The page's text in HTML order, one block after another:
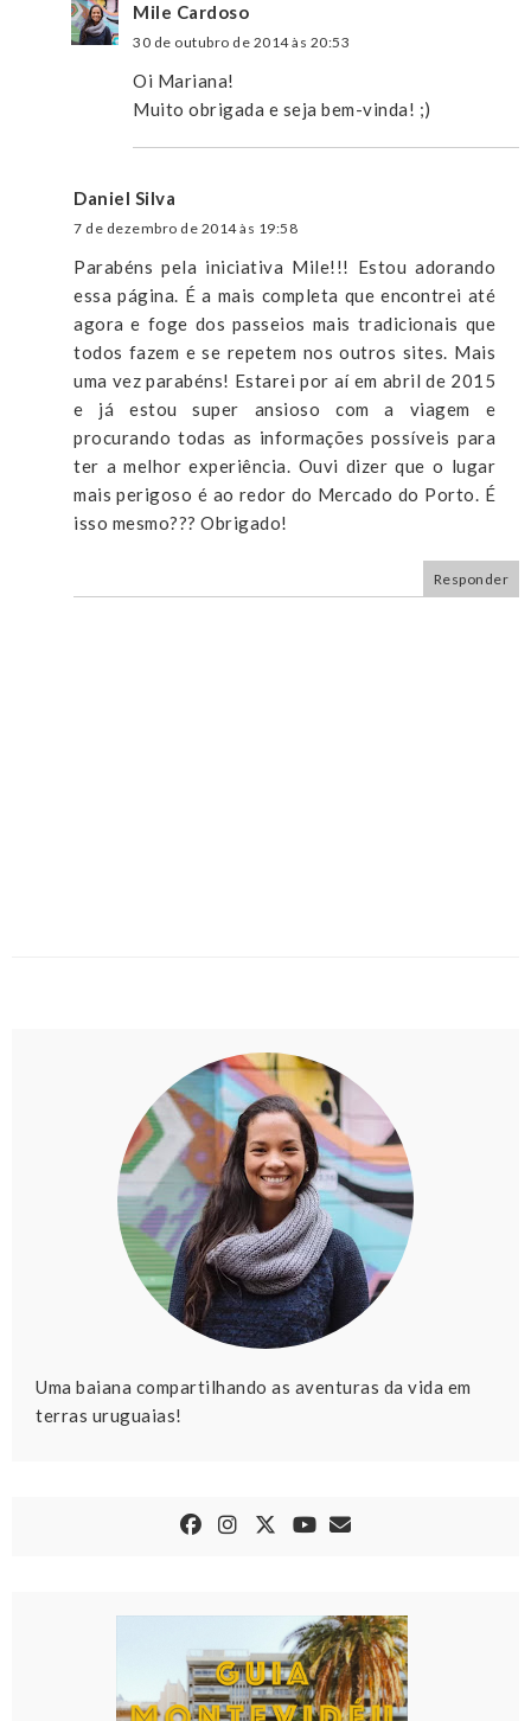
Mile Cardoso
30 de outubro de 2014 às 20:53
Oi Mariana!
Muito obrigada e seja bem-vinda! ;)
Daniel Silva
7 de dezembro de 2014 às 19:58
Parabéns pela iniciativa Mile!!! Estou adorando
essa página. É a mais completa que encontrei até
agora e foge dos passeios mais tradicionais que
todos fazem e se repetem nos outros sites. Mais
uma vez parabéns! Estarei por aí em abril de 2015
e já estou super ansioso com a viagem e
procurando todas as informações possíveis para
ter a melhor experiência. Ouvi dizer que o lugar
mais perigoso é ao redor do Mercado do Porto. É
isso mesmo??? Obrigado!
Responder
Uma baiana compartilhando as aventuras da vida em
terras uruguaias!